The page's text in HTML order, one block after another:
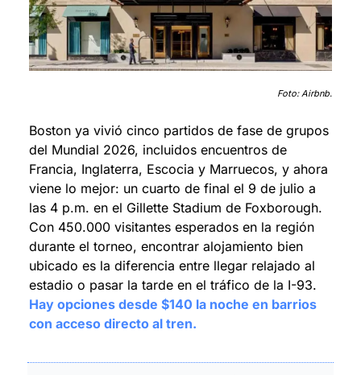
Foto: Airbnb.
Boston ya vivió cinco partidos de fase de grupos
del Mundial 2026, incluidos encuentros de
Francia, Inglaterra, Escocia y Marruecos, y ahora
viene lo mejor: un cuarto de final el 9 de julio a
las 4 p.m. en el Gillette Stadium de Foxborough.
Con 450.000 visitantes esperados en la región
durante el torneo, encontrar alojamiento bien
ubicado es la diferencia entre llegar relajado al
Hay opciones desde $140 la noche en barrios
con acceso directo al tren.